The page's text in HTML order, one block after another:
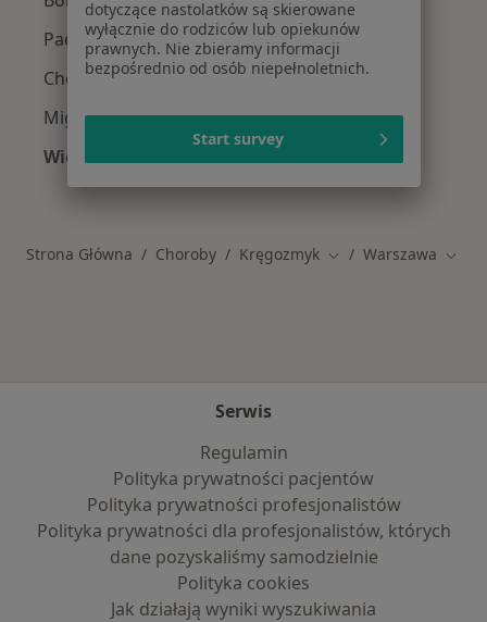
Padaczka w Warszawie
Choroba Parkinsona w Warszawie
Migrena w Warszawie
Więcej (15)
Więcej w kategorii: Schorzenia w Warszawie
Strona Główna Choroby Kręgozmyk Zmień miasto
Warszawa
Serwis
Regulamin
Polityka prywatności pacjentów
Polityka prywatności profesjonalistów
Polityka prywatności dla profesjonalistów, których
dane pozyskaliśmy samodzielnie
Polityka cookies
Jak działają wyniki wyszukiwania
dotyczące nastolatków są skierowane
wyłącznie do rodziców lub opiekunów
prawnych. Nie zbieramy informacji
bezpośrednio od osób niepełnoletnich.
Start survey